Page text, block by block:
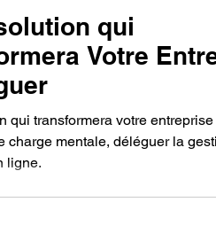
qui
Votre
qui transformera votre
charge mentale, déléguer la
ligne.